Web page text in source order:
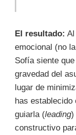
El resultado: Al
emocional (no
Sofía siente
gravedad del
lugar de
has establecido
guiarla (leading)
constructivo